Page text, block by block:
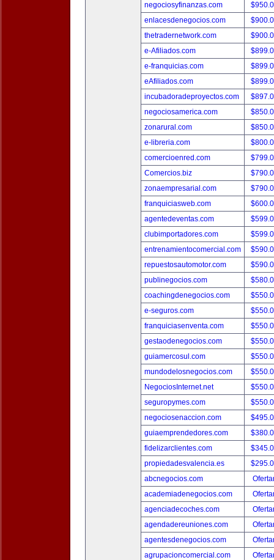
negociosyfinanzas.com
enlacesdenegocios.com
thetradernetwork.com
e-Afiliados.com
e-franquicias.com
eAfiliados.com
incubadoradeproyectos.com
negociosamerica.com
zonarural.com
e-libreria.com
comercioenred.com
Comercios.biz
zonaempresarial.com
franquiciasweb.com
agentedeventas.com
clubimportadores.com
entrenamientocomercial.com
repuestosautomotor.com
publinegocios.com
coachingdenegocios.com
e-seguros.com
franquiciasenventa.com
gestaodenegocios.com
guiamercosul.com
mundodelosnegocios.com
NegociosInternet.net
seguropymes.com
negociosenaccion.com
guiaemprendedores.com
fidelizarclientes.com
propiedadesvalencia.es
abcnegocios.com
academiadenegocios.com
agenciadecoches.com
agendadereuniones.com
agentesdenegocios.com
agrupacioncomercial.com